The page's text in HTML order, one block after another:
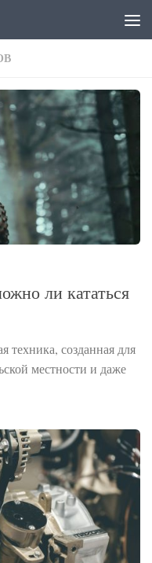
ли кататься
техника, созданная для
местности и даже